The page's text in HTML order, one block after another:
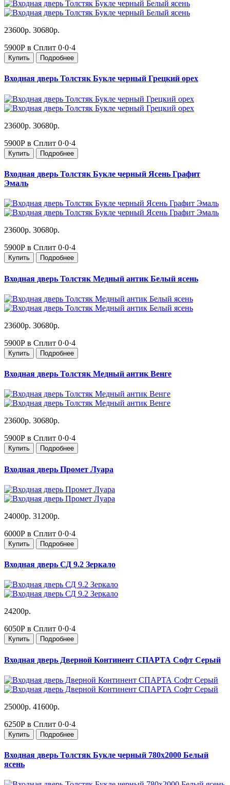
23600р. 30680р.
5900Р в Сплит 0·0·4
Купить Подробнее
Входная дверь Толстяк Букле черный Грецкий орех
23600р. 30680р.
5900Р в Сплит 0·0·4
Купить Подробнее
Входная дверь Толстяк Букле черный Ясень Графит
Эмаль
23600р. 30680р.
5900Р в Сплит 0·0·4
Купить Подробнее
Входная дверь Толстяк Медный антик Белый ясень
23600р. 30680р.
5900Р в Сплит 0·0·4
Купить Подробнее
Входная дверь Толстяк Медный антик Венге
23600р. 30680р.
5900Р в Сплит 0·0·4
Купить Подробнее
Входная дверь Промет Луара
24000р. 31200р.
6000Р в Сплит 0·0·4
Купить Подробнее
Входная дверь СД 9.2 Зеркало
24200р.
6050Р в Сплит 0·0·4
Купить Подробнее
Входная дверь Дверной Континент СПАРТА Софт Серый
25000р. 41600р.
6250Р в Сплит 0·0·4
Купить Подробнее
Входная дверь Толстяк Букле черный 780х2000 Белый
ясень